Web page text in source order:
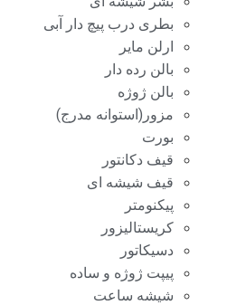
بطری درب پیچ دار آبی
ارلن مایر
بالن رده دار
بالن ژوژه
مزور(استوانه مدرج)
بورت
قیف دکانتور
قیف شیشه ای
پیکنومتر
کریستالیزور
دسیکاتور
پیپت ژوژه و ساده
شیشه ساعت